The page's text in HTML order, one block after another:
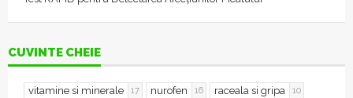
CUVINTE CHEIE
vitamine si minerale 17 nurofen 16 raceala si gripa 10